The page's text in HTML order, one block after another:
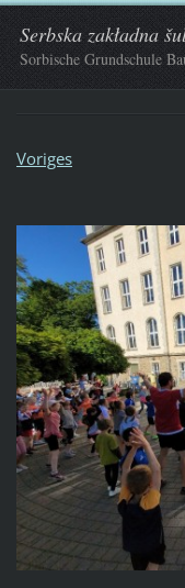
Serbska zakładna
Sorbische Grundschule
Voriges